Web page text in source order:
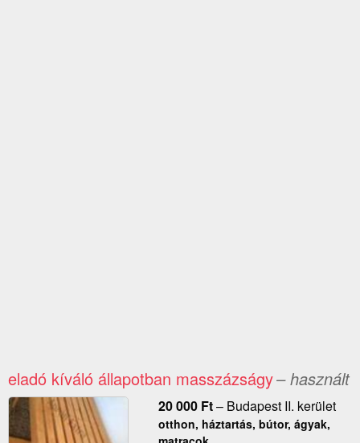
eladó kíváló állapotban masszázságy– használt
20 000 Ft– Budapest II. kerület
otthon, háztartás, bútor, ágyak,